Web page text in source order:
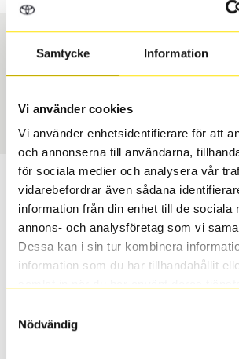
Samtycke Information
Vi använder cookies
Vi använder enhetsidentifierare för att
och annonserna till användarna,
för sociala medier och analysera vår
vidarebefordrar även sådana
information från din enhet till de sociala
annons- och analysföretag som vi
Dessa kan i sin tur kombinera
information som du har tillhandahållit
Nödvändig
Däcktyp
Sommar
Däckstorlek
225/45 R 18
3389
Passar detta däck min bil?
Ange registreringsnummer för att se
valt passar din bilmodell. Om du
sättas på dina befintliga fälgar, se till
inte vara samma dimension som bilen